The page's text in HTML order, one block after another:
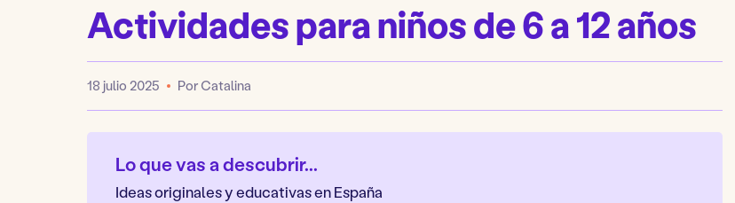
Actividades para niños de 6 a 12 años
Publicado
18 julio 2025 Por Catalina
Lo que vas a descubrir...
Ideas originales y educativas en España